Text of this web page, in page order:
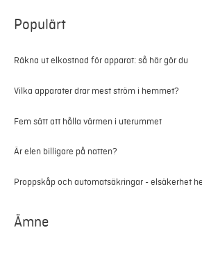
Populärt
Räkna ut elkostnad för apparat: så här gör du
Vilka apparater drar mest ström i hemmet?
Fem sätt att hålla värmen i uterummet
Är elen billigare på natten?
Proppskåp och automatsäkringar - elsäkerhet
Ämne